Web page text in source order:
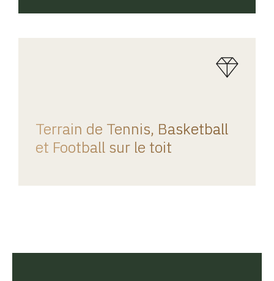
Terrain de Tennis, Basketball
et Football sur le toit